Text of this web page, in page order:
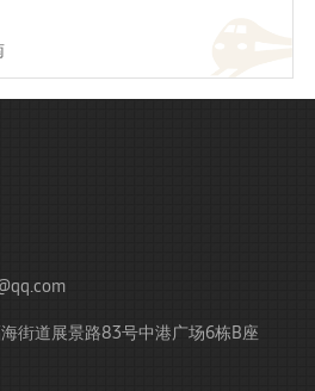
街道展景路83号中港广场6栋B座